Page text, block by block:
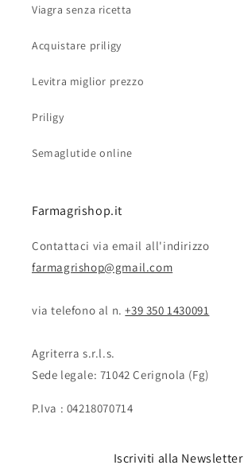
Viagra senza ricetta
Acquistare priligy
Levitra miglior prezzo
Priligy
Semaglutide online
Farmagrishop.it
Contattaci via email all'indirizzo
farmagrishop@gmail.com
via telefono al n. ‭‭+39 350 1430091
Agriterra s.r.l.s.
Sede legale: 71042 Cerignola (Fg)
P.Iva : 04218070714
Iscriviti alla Newsletter